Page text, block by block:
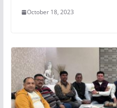
October 18, 2023